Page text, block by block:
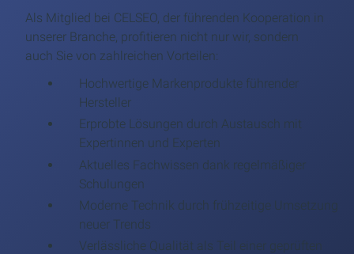
Als Mitglied bei CELSEO, der führenden Kooperation in
unserer Branche, profitieren nicht nur wir, sondern
auch Sie von zahlreichen Vorteilen:
Hochwertige Markenprodukte führender
Hersteller
Erprobte Lösungen durch Austausch mit
Expertinnen und Experten
Aktuelles Fachwissen dank regelmäßiger
Schulungen
Moderne Technik durch frühzeitige Umsetzung
neuer Trends
Verlässliche Qualität als Teil einer geprüften